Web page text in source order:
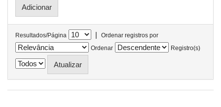
Resultados/Página |
Ordenar registros por
Ordenar
Registro(s)